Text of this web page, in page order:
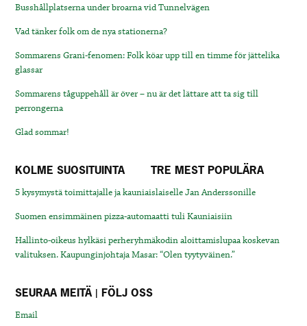
Busshållplatserna under broarna vid Tunnelvägen
Vad tänker folk om de nya stationerna?
Sommarens Grani-fenomen: Folk köar upp till en timme för jättelika
glassar
Sommarens tåguppehåll är över – nu är det lättare att ta sig till
perrongerna
Glad sommar!
KOLME SUOSITUINTA TRE MEST POPULÄRA
5 kysymystä toimittajalle ja kauniaislaiselle Jan Anderssonille
Suomen ensimmäinen pizza-automaatti tuli Kauniaisiin
Hallinto-oikeus hylkäsi perheryhmäkodin aloittamislupaa koskevan
valituksen. Kaupunginjohtaja Masar: “Olen tyytyväinen.”
SEURAA MEITÄ | FÖLJ OSS
Email